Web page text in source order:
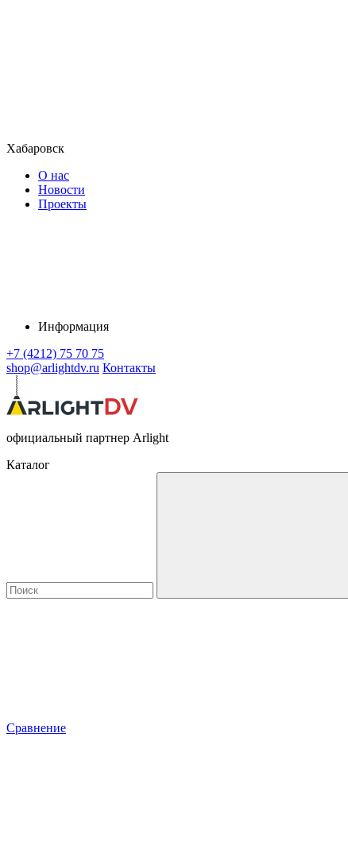
Хабаровск
О нас
Новости
Проекты
Информация
+7 (4212) 75 70 75
shop@arlightdv.ru Контакты
официальный партнер Arlight
Каталог
Сравнение